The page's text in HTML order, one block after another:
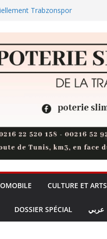
Trabzonspor
la formation + (Vidéo)
73 % des réserves de pommes
des plages et des zones
CULTURE ET ARTS
DOSSIER SPÉCIAL عربي